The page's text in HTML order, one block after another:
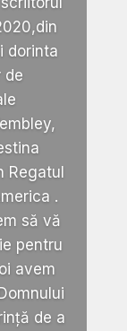
dorinta
de
Regatul
.
să vă
pentru
avem
de a